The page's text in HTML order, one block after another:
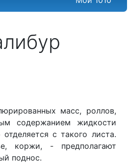
масс, роллов,
содержанием жидкости
с такого листа.
коржи, - предполагают
поднос.